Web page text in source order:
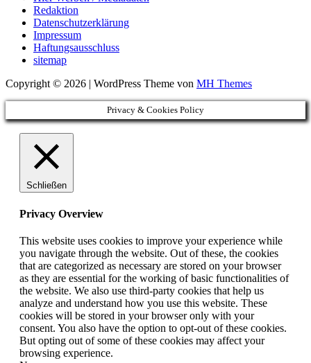
Redaktion
Datenschutzerklärung
Impressum
Haftungsausschluss
sitemap
Copyright © 2026 | WordPress Theme von MH Themes
Privacy & Cookies Policy
Schließen
Privacy Overview
This website uses cookies to improve your experience while
you navigate through the website. Out of these, the cookies
that are categorized as necessary are stored on your browser
as they are essential for the working of basic functionalities of
the website. We also use third-party cookies that help us
analyze and understand how you use this website. These
cookies will be stored in your browser only with your
consent. You also have the option to opt-out of these cookies.
But opting out of some of these cookies may affect your
browsing experience.